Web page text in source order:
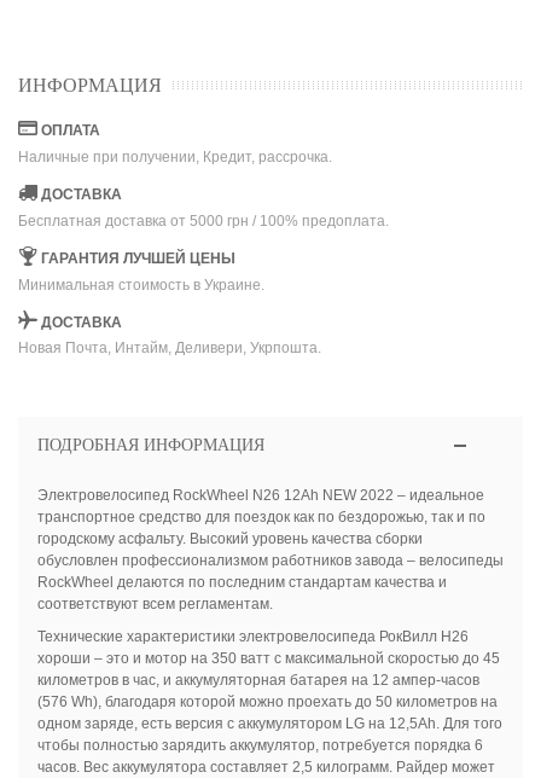
ИНФОРМАЦИЯ
ОПЛАТА
Наличные при получении, Кредит, рассрочка.
ДОСТАВКА
Бесплатная доставка от 5000 грн / 100% предоплата.
ГАРАНТИЯ ЛУЧШЕЙ ЦЕНЫ
Минимальная стоимость в Украине.
ДОСТАВКА
Новая Почта, Интайм, Деливери, Укрпошта.
ПОДРОБНАЯ ИНФОРМАЦИЯ
Электровелосипед RockWheel N26 12Ah NEW 2022 – идеальное
транспортное средство для поездок как по бездорожью, так и по
городскому асфальту. Высокий уровень качества сборки
обусловлен профессионализмом работников завода – велосипеды
RockWheel делаются по последним стандартам качества и
соответствуют всем регламентам.
Технические характеристики электровелосипеда РокВилл Н26
хороши – это и мотор на 350 ватт с максимальной скоростью до 45
километров в час, и аккумуляторная батарея на 12 ампер-часов
(576 Wh), благодаря которой можно проехать до 50 километров на
одном заряде, есть версия с аккумулятором LG на 12,5Ah. Для того
чтобы полностью зарядить аккумулятор, потребуется порядка 6
часов. Вес аккумулятора составляет 2,5 килограмм. Райдер может